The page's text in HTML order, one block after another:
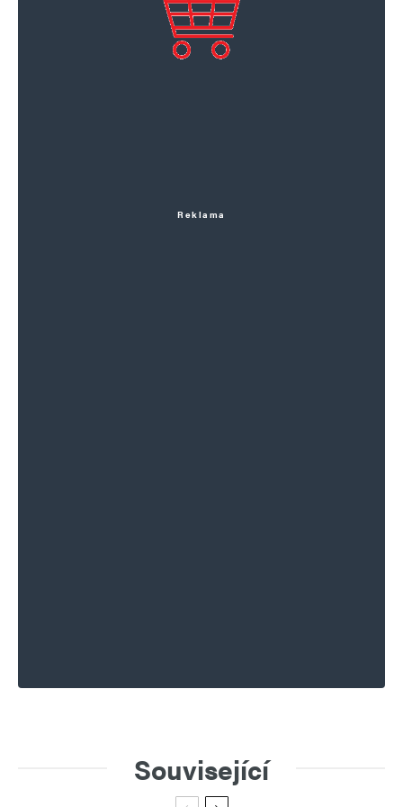
Reklama
Související